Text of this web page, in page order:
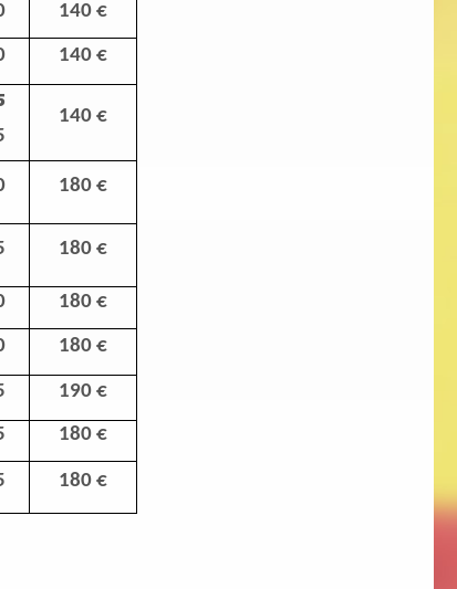
140 €
140 €
140 €
180 €
180 €
180 €
180 €
190 €
180 €
180 €